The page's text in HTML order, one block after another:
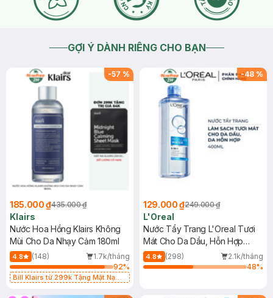
2026-07-28Thích
GỢI Ý DÀNH RIÊNG CHO BẠN
-57 %
185.000 ₫435.000 ₫
Klairs
Nước Hoa Hồng Klairs Không
Mùi Cho Da Nhạy Cảm 180ml
4.8 (148)
1.7k/tháng
92%
Bill Klairs từ 299k Tặng Mặt Nạ
-48 %
129.000 ₫249.000 ₫
L'Oreal
Nước Tẩy Trang L'Oreal Tươi
Mát Cho Da Dầu, Hỗn Hợp
400ml
4.8 (298)
2.1k/tháng
48%